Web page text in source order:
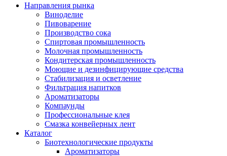
Направления рынка
Виноделие
Пивоварение
Производство сока
Спиртовая промышленность
Молочная промышленность
Кондитерская промышленность
Моющие и дезинфицирующие средства
Стабилизация и осветление
Фильтрация напитков
Ароматизаторы
Компаунды
Профессиональные клея
Смазка конвейерных лент
Каталог
Биотехнологические продукты
Ароматизаторы